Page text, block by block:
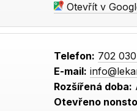
Otevřít v
Telefon: 702
E-mail:
Rozšířená doba:
Otevřeno